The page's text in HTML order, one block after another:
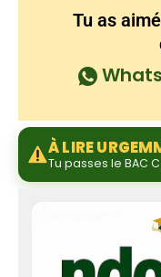
Tu as
À LIRE
Tu passes le BAC